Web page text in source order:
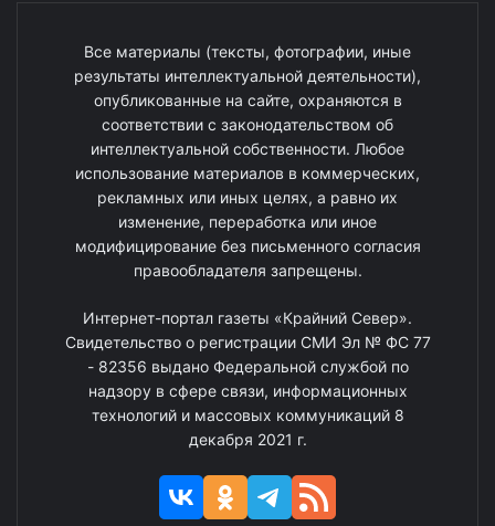
Все материалы (тексты, фотографии, иные
результаты интеллектуальной деятельности),
опубликованные на сайте, охраняются в
соответствии с законодательством об
интеллектуальной собственности. Любое
использование материалов в коммерческих,
рекламных или иных целях, а равно их
изменение, переработка или иное
модифицирование без письменного согласия
правообладателя запрещены.
Интернет-портал газеты «Крайний Север».
Свидетельство о регистрации СМИ Эл № ФС 77
- 82356 выдано Федеральной службой по
надзору в сфере связи, информационных
технологий и массовых коммуникаций 8
декабря 2021 г.